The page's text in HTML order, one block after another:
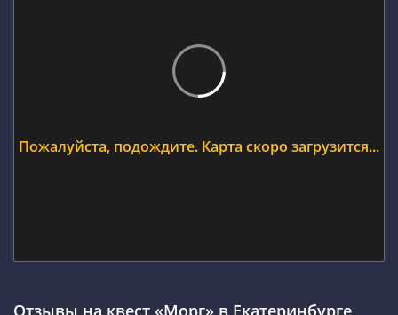
Пожалуйста, подождите. Карта скоро загрузится...
Отзывы на квест «Морг» в Екатеринбурге